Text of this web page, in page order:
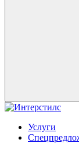
Услуги